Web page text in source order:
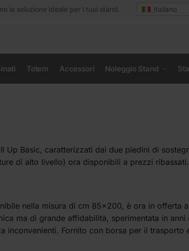
la soluzione ideale per i tuoi stand. Italiano
Totem Accessori Noleggio Stand
Up Basic, caratterizzati dai due piedini di
di alto livello) ora disponibili a prezzi ribassati.
nella misura di cm 85×200, è ora in offerta
ma di grande affidabilità, sperimentata in anni
inconvenienti. Fornito con borsa per il trasporto